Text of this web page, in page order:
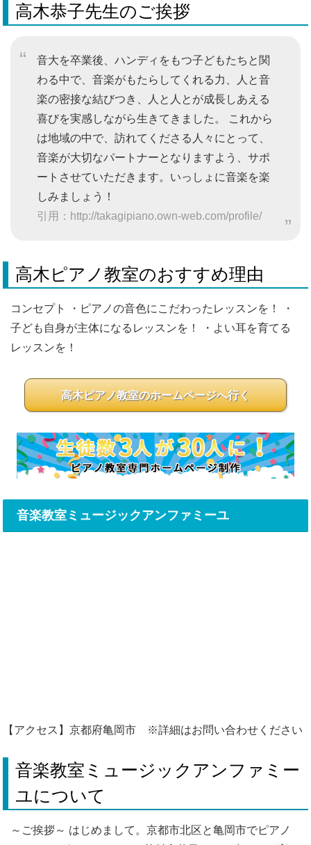
高木恭子先生のご挨拶
音大を卒業後、ハンディをもつ子どもたちと関
わる中で、音楽がもたらしてくれる力、人と音
楽の密接な結びつき、人と人とが成長しあえる
喜びを実感しながら生きてきました。 これから
は地域の中で、訪れてくださる人々にとって、
音楽が大切なパートナーとなりますよう、サポ
ートさせていただきます。いっしょに音楽を楽
しみましょう！
引用：http://takagipiano.own-web.com/profile/
高木ピアノ教室のおすすめ理由
コンセプト ・ピアノの音色にこだわったレッスンを！ ・
子ども自身が主体になるレッスンを！ ・よい耳を育てる
レッスンを！
高木ピアノ教室のホームページへ行く
音楽教室ミュージックアンファミーユ
【アクセス】京都府亀岡市 ※詳細はお問い合わせください
音楽教室ミュージックアンファミー
ユについて
～ご挨拶～ はじめまして。京都市北区と亀岡市でピアノ